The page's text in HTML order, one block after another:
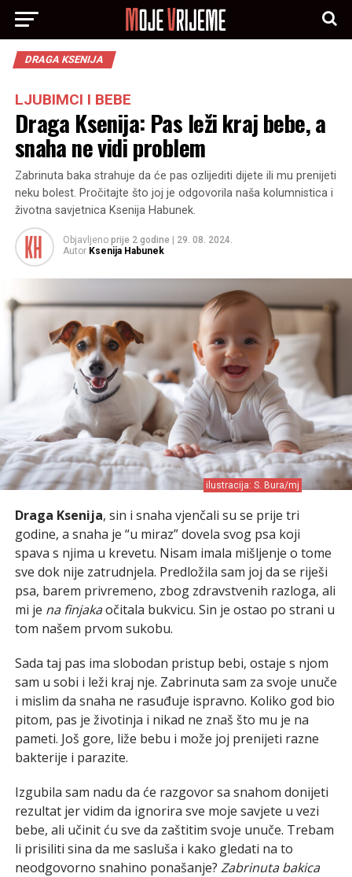
DRAGA KSENIJA
LJUBIMCI I BEBE
Draga Ksenija: Pas leži kraj bebe, a
snaha ne vidi problem
Zabrinuta baka strahuje da će pas ozlijediti dijete ili mu prenijeti
neku bolest. Pročitajte što joj je odgovorila naša kolumnistica i
životna savjetnica Ksenija Habunek.
Objavljeno prije 2 godine
29. 08. 2024.
Autor Ksenija Habunek
ilustracija: S. Bura/mj
Draga Ksenija, sin i snaha vjenčali su se prije tri
godine, a snaha je “u miraz” dovela svog psa koji
spava s njima u krevetu. Nisam imala mišljenje o tome
sve dok nije zatrudnjela. Predložila sam joj da se riješi
psa, barem privremeno, zbog zdravstvenih razloga, ali
mi je na finjakaočitala bukvicu. Sin je ostao po strani u
tom našem prvom sukobu.
Sada taj pas ima slobodan pristup bebi, ostaje s njom
sam u sobi i leži kraj nje. Zabrinuta sam za svoje unuče
i mislim da snaha ne rasuđuje ispravno. Koliko god bio
pitom, pas je životinja i nikad ne znaš što mu je na
pameti. Još gore, liže bebu i može joj prenijeti razne
bakterije i parazite.
Izgubila sam nadu da će razgovor sa snahom donijeti
rezultat jer vidim da ignorira sve moje savjete u vezi
bebe, ali učinit ću sve da zaštitim svoje unuče. Trebam
li prisiliti sina da me sasluša i kako gledati na to
neodgovorno snahino ponašanje? Zabrinuta bakica